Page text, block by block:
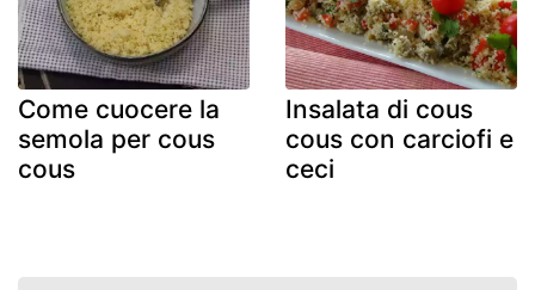
Come cuocere la
semola per cous
cous
Insalata di cous
cous con carciofi e
ceci